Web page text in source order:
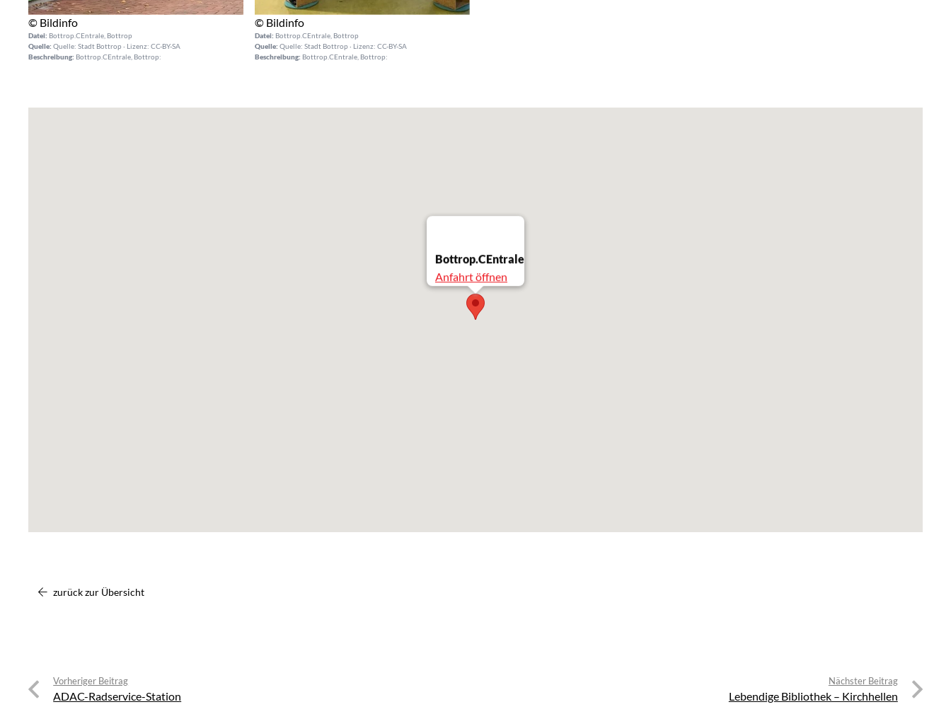
© Bildinfo
Datei: Bottrop.CEntrale, Bottrop
Quelle: Quelle: Stadt Bottrop · Lizenz: CC-BY-SA
Beschreibung: Bottrop.CEntrale, Bottrop:
© Bildinfo
Datei: Bottrop.CEntrale, Bottrop
Quelle: Quelle: Stadt Bottrop · Lizenz: CC-BY-SA
Beschreibung: Bottrop.CEntrale, Bottrop:
Bottrop.CEntrale
Anfahrt öffnen
zurück zur Übersicht
Vorheriger Beitrag
ADAC-Radservice-Station
Nächster Beitrag
Lebendige Bibliothek – Kirchhellen